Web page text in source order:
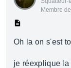
Membre
Oh la on s'est
je réexplique la